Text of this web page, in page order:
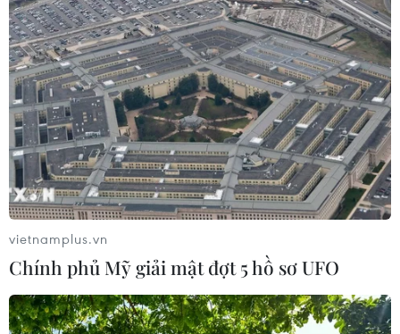
#Quảng Nam
#Đò ngang
#Tai nạn giao thông đường thủy
TP. Đà Nẵng
Quảng Nam
Nga
Theo dõi VietnamPlus
vietnamplus.vn
Chính phủ Mỹ giải mật đợt 5 hồ sơ UFO